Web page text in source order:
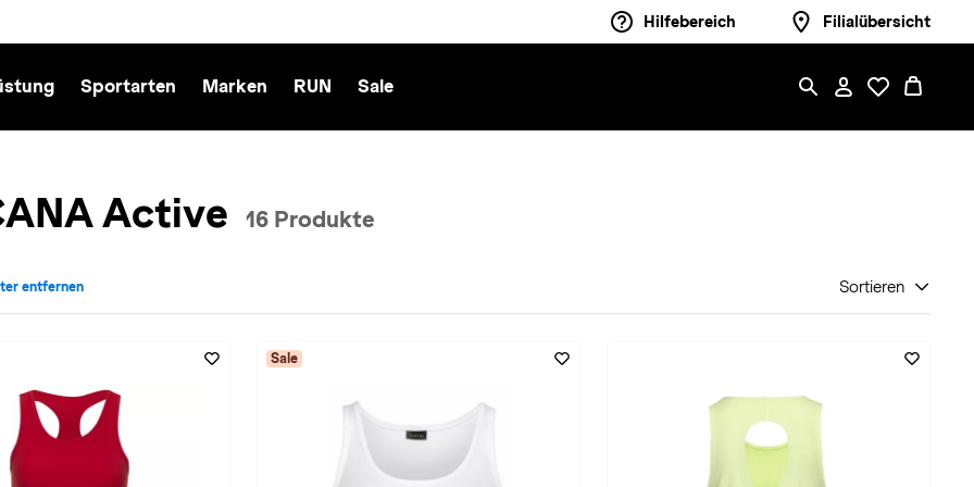
Hilfebereich Filialübersicht
Sportarten Marken RUN Sale
Active 16 Produkte
LASCANA Active entfernen
entfernen Sortieren
Sale